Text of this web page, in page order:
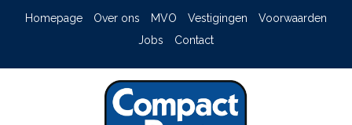
Homepage Over ons MVO Vestigingen
Voorwaarden
Jobs
Contact